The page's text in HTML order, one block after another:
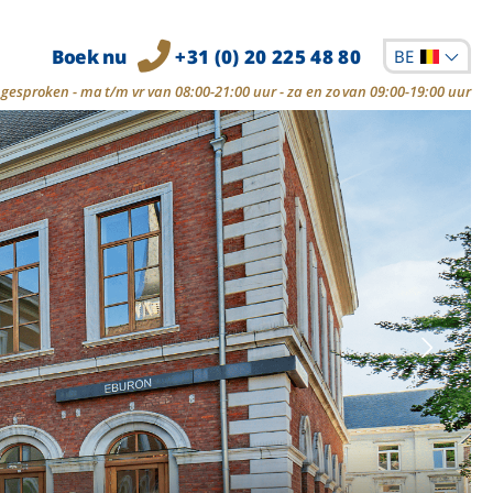
Boek nu +31 (0) 20 225 48 80 BE
- ma t/m vr van 08:00-21:00 uur - za en zo van 09:00-19:00 uur